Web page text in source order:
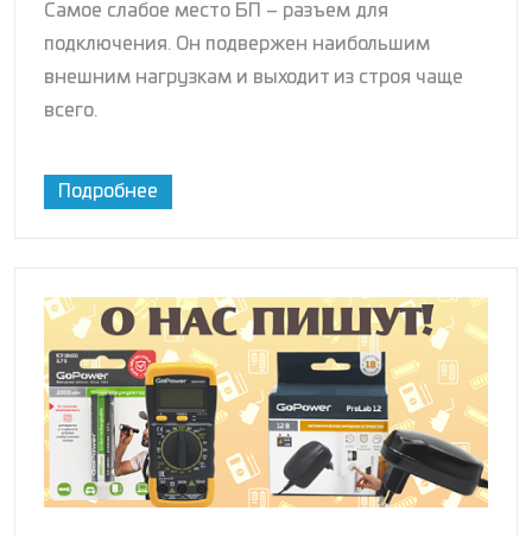
Самое слабое место БП – разъем для
подключения. Он подвержен наибольшим
внешним нагрузкам и выходит из строя чаще
всего.
Подробнее